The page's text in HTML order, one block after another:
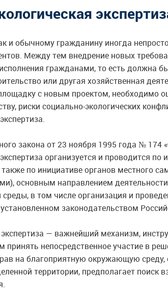
и обычному гражданину иногда
Между тем внедрение новых
гражданами, то есть должна
или другая хозяйственная
с новым проектом, необходимо
риски социально-экологических
закона от 23 ноября 1995 года № 174
организуется и проводится
по инициативе органов местного
основным направлением
в том числе организация и
законодательством
— важнейший механизм,
принять непосредственное участие в
на благоприятную окружающую
территории, предполагает поиск